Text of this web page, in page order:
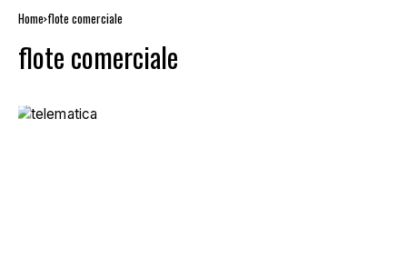
Home flote comerciale
flote comerciale